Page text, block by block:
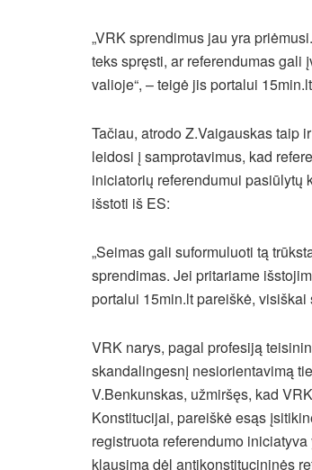
„VRK sprendimus jau yra
teks spręsti, ar referendumas gali
valioje“, – teigė jis portalui
Tačiau, atrodo Z.Vaigauskas taip
leidosi į samprotavimus, kad
iniciatorių referendumui
išstoti iš ES:
„Seimas gali suformuluoti tą
sprendimas. Jei pritariame
portalui 15min.lt pareiškė,
VRK narys, pagal profesiją
skandalingesnį nesiorientavimą
V.Benkunskas, užmiršęs, kad
Konstitucijai, pareiškė esąs
registruota referendumo
klausimą dėl antikonstitucininės